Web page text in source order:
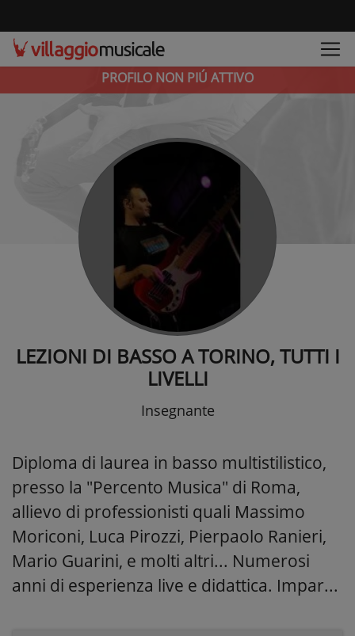
PROFILO NON PIÚ ATTIVO
LEZIONI DI BASSO A TORINO, TUTTI I
LIVELLI
Insegnante
Diploma di laurea in basso multistilistico,
presso la "Percento Musica" di Roma,
allievo di professionisti quali Massimo
Moriconi, Luca Pirozzi, Pierpaolo Ranieri,
Mario Guarini, e molti altri... Numerosi
anni di esperienza live e didattica. Impar...